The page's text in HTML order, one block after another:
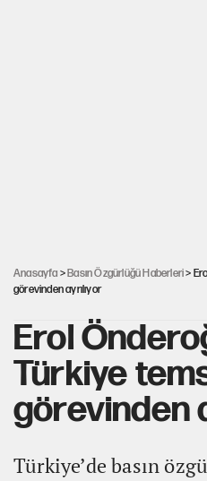
Anasayfa >Basın Özgürlüğü Haberleri>
görevinden ayrılıyor
Erol
Türkiye
görevinden
Türkiye’de basın